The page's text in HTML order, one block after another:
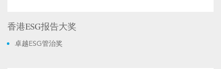
香港ESG报告大奖
卓越ESG管治奖